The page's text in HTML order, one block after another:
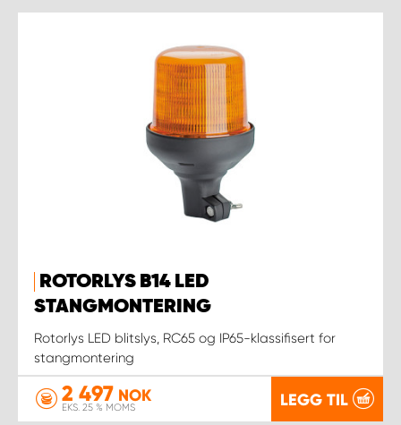
ROTORLYS B14 LED
STANGMONTERING
Rotorlys LED blitslys, RC65 og IP65-klassifisert for
stangmontering
2 497 NOK
EKS. 25 % MOMS LEGG TIL